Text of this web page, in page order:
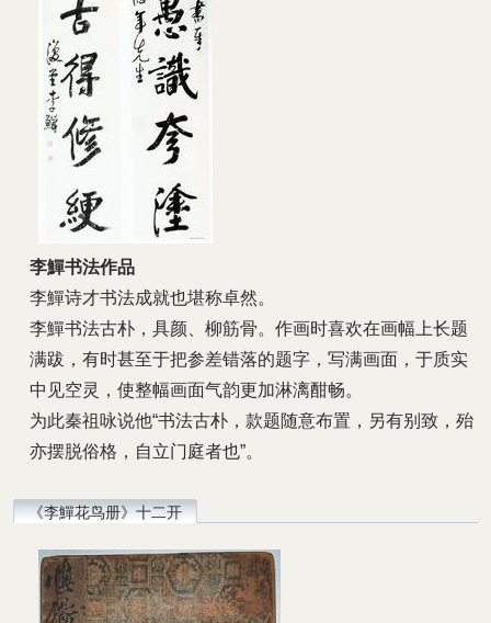
李鱓书法作品
李鱓诗才书法成就也堪称卓然。
李鱓书法古朴，具颜、柳筋骨。作画时喜欢在画幅上长题
满跋，有时甚至于把参差错落的题字，写满画面，于质实
中见空灵，使整幅画面气韵更加淋漓酣畅。
为此秦祖咏说他“书法古朴，款题随意布置，另有别致，殆
亦摆脱俗格，自立门庭者也”。
《李鱓花鸟册》十二开